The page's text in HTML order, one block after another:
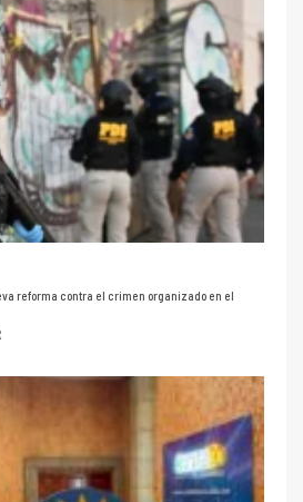
reforma contra el crimen organizado en el